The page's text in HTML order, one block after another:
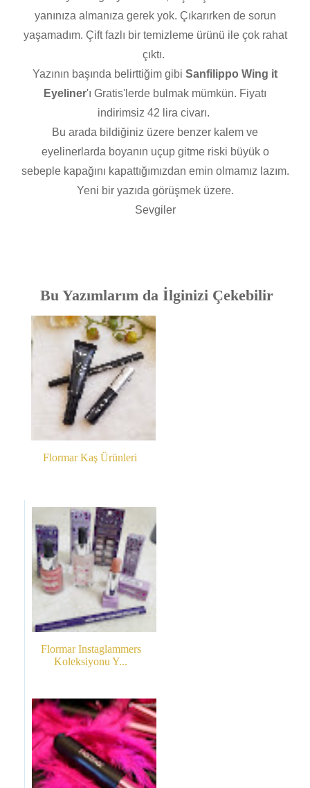
yanınıza almanıza gerek yok. Çıkarırken de sorun
yaşamadım. Çift fazlı bir temizleme ürünü ile çok rahat
çıktı.
Yazının başında belirttiğim gibi Sanfilippo Wing it
Eyeliner'ı Gratis'lerde bulmak mümkün. Fiyatı
indirimsiz 42 lira civarı.
Bu arada bildiğiniz üzere benzer kalem ve
eyelinerlarda boyanın uçup gitme riski büyük o
sebeple kapağını kapattığımızdan emin olmamız lazım.
Yeni bir yazıda görüşmek üzere.
Sevgiler
Bu Yazımlarım da İlginizi Çekebilir
Flormar Kaş Ürünleri
Flormar Instaglammers
Koleksiyonu Y...